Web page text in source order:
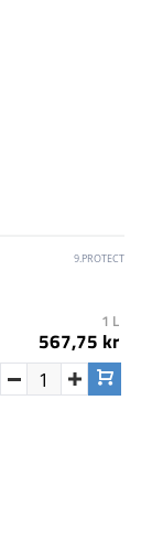
9.PROTECT
1 L
567,75 kr